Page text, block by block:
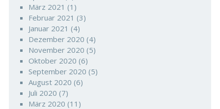
März 2021 (1)
Februar 2021 (3)
Januar 2021 (4)
Dezember 2020 (4)
November 2020 (5)
Oktober 2020 (6)
September 2020 (5)
August 2020 (6)
Juli 2020 (7)
März 2020 (11)